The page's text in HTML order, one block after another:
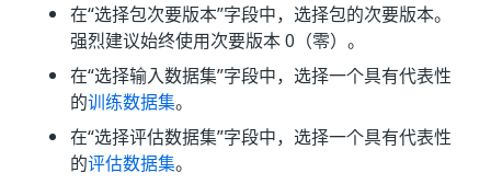
在“选择包次要版本”字段中，选择包的次要版本。
强烈建议始终使用次要版本 0（零）。
在“选择输入数据集”字段中，选择一个具有代表性
的训练数据集。
在“选择评估数据集”字段中，选择一个具有代表性
的评估数据集。